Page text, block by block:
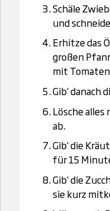
Schäle
und
Erhitze das
großen
mit
Gib‘ danach
Lösche
ab.
Gib‘ die
für 15
Gib‘ die
sie kurz